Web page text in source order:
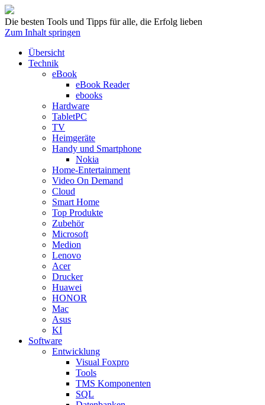
Die besten Tools und Tipps für alle, die Erfolg lieben
Zum Inhalt springen
Übersicht
Technik
eBook
eBook Reader
ebooks
Hardware
TabletPC
TV
Heimgeräte
Handy und Smartphone
Nokia
Home-Entertainment
Video On Demand
Cloud
Smart Home
Top Produkte
Zubehör
Microsoft
Medion
Lenovo
Acer
Drucker
Huawei
HONOR
Mac
Asus
KI
Software
Entwicklung
Visual Foxpro
Tools
TMS Komponenten
SQL